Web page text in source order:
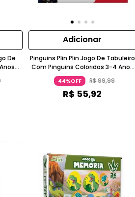
De
Adicionar
Pinguins Plin Plin Jogo De Tabuleiro
Com Pinguins Coloridos 3-4 Anos
Com Movimento Estrela
44%OFF R$99,99
R$ 55,92